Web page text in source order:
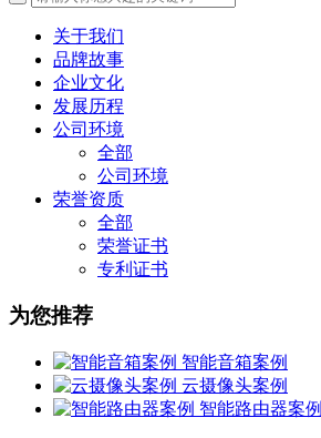
关于我们
品牌故事
企业文化
发展历程
公司环境
全部
公司环境
荣誉资质
全部
荣誉证书
专利证书
为您推荐
智能音箱案例
云摄像头案例
智能路由器案例